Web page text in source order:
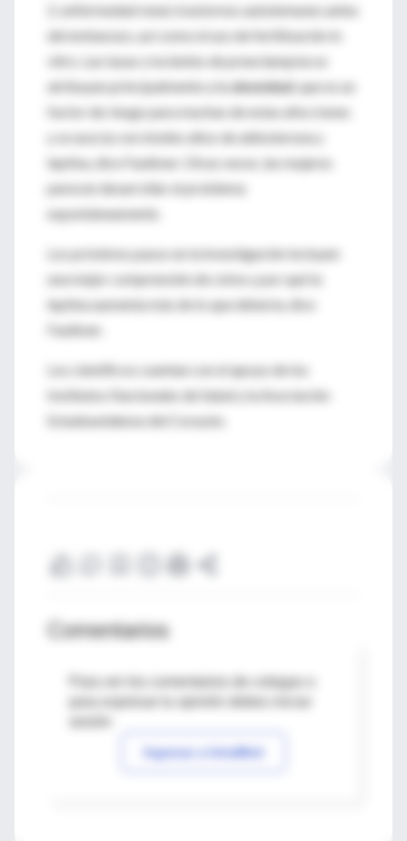
2, enfermedad renal, trastornos autoinmunes antes
del embarazo, así como el uso de fertilización in
vitro. Las tasas crecientes de preeclampsia se
atribuyen principalmente a laobesidad, que es un
factor de riesgo para muchas de estas afecciones
y se asocia con niveles altos de aldosterona y
leptina, dice Faulkner. Otras veces, las mujeres
parecen desarrollar el problema
espontáneamente.
Los próximos pasos en la investigación incluyen
una mejor comprensión de cómo y por qué la
leptina aumenta más de lo que debería, dice
Faulkner.
Los científicos cuentan con el apoyo de los
Institutos Nacionales de Salud y la Asociación
Estadounidense del Corazón.
Comentarios
Para ver los comentarios de colegas o
Ingresar a IntraMed